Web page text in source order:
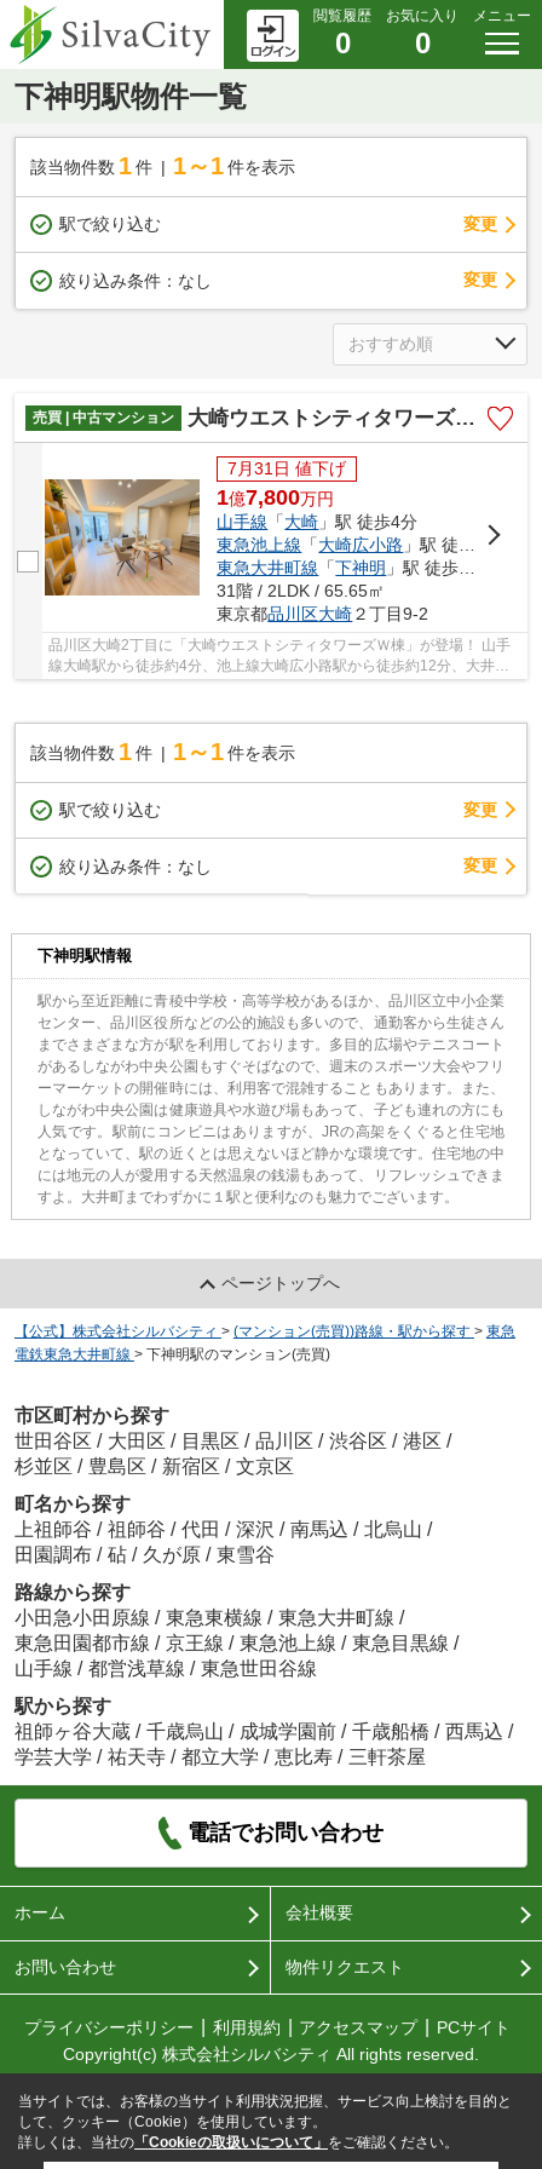
閲覧履歴
0
お気に入り
0
メニュー
下神明駅物件一覧
該当物件数 1件 1～1 件を表示
駅で絞り込む 変更
絞り込み条件： なし 変更
売買 | 中古マンション 大崎ウエストシティタワーズＷ棟
7月31日 値下げ
1億7,800万円
山手線 「大崎 」駅 徒歩4分
東急池上線 「大崎広小路 」駅 徒歩12分
東急大井町線 「下神明 」駅 徒歩13分
31階 / 2LDK / 65.65㎡
東京都品川区大崎２丁目9-2
品川区大崎2丁目に「大崎ウエストシティタワーズＷ棟」が登場！ 山手
線大崎駅から徒歩約4分、池上線大崎広小路駅から徒歩約12分、大井町
該当物件数 1件 1～1 件を表示
駅で絞り込む 変更
絞り込み条件： なし 変更
下神明駅情報
駅から至近距離に青稜中学校・高等学校があるほか、品川区立中小企業
センター、品川区役所などの公的施設も多いので、通勤客から生徒さん
までさまざまな方が駅を利用しております。多目的広場やテニスコート
があるしながわ中央公園もすぐそばなので、週末のスポーツ大会やフリ
ーマーケットの開催時には、利用客で混雑することもあります。また、
しながわ中央公園は健康遊具や水遊び場もあって、子ども連れの方にも
人気です。駅前にコンビニはありますが、JRの高架をくぐると住宅地
となっていて、駅の近くとは思えないほど静かな環境です。住宅地の中
には地元の人が愛用する天然温泉の銭湯もあって、リフレッシュできま
すよ。大井町までわずかに１駅と便利なのも魅力でございます。
ページトップへ
【公式】株式会社シルバシティ > (マンション(売買))路線・駅から探す > 東急
電鉄東急大井町線 > 下神明駅のマンション(売買)
市区町村から探す
世田谷区 / 大田区 / 目黒区 / 品川区 / 渋谷区 / 港区 /
杉並区 / 豊島区 / 新宿区 / 文京区
町名から探す
上祖師谷 / 祖師谷 / 代田 / 深沢 / 南馬込 / 北烏山 /
田園調布 / 砧 / 久が原 / 東雪谷
路線から探す
小田急小田原線 / 東急東横線 / 東急大井町線 /
東急田園都市線 / 京王線 / 東急池上線 / 東急目黒線 /
山手線 / 都営浅草線 / 東急世田谷線
駅から探す
祖師ヶ谷大蔵 / 千歳烏山 / 成城学園前 / 千歳船橋 / 西馬込 /
学芸大学 / 祐天寺 / 都立大学 / 恵比寿 / 三軒茶屋
電話でお問い合わせ
ホーム 会社概要
お問い合わせ 物件リクエスト
プライバシーポリシー 利用規約 アクセスマップ
PCサイト
Copyright(c) 株式会社シルバシティ All rights reserved.
当サイトでは、お客様の当サイト利用状況把握、サービス向上検討を目的と
して、クッキー（Cookie）を使用しています。
詳しくは、当社の 「Cookieの取扱いについて」 をご確認ください。